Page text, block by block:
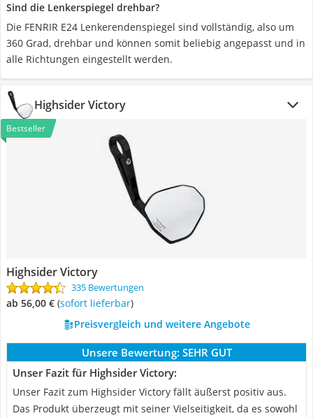
Sind die Lenkerspiegel drehbar?
Die FENRIR E24 Lenkerendenspiegel sind vollständig, also um
360 Grad, drehbar und können somit beliebig angepasst und in
alle Richtungen eingestellt werden.
Highsider Victory
Bestseller
Highsider Victory
335 Bewertungen
ab 56,00 € ( Sofort lieferbar)
Preisvergleich und weitere Angebote
Unsere Bewertung: SEHR GUT
Unser Fazit für Highsider Victory:
Unser Fazit zum Highsider Victory fällt äußerst positiv aus.
Das Produkt überzeugt mit seiner Vielseitigkeit, da es sowohl